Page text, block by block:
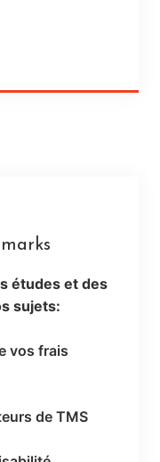
études et des
sujets:
vos frais
de TMS